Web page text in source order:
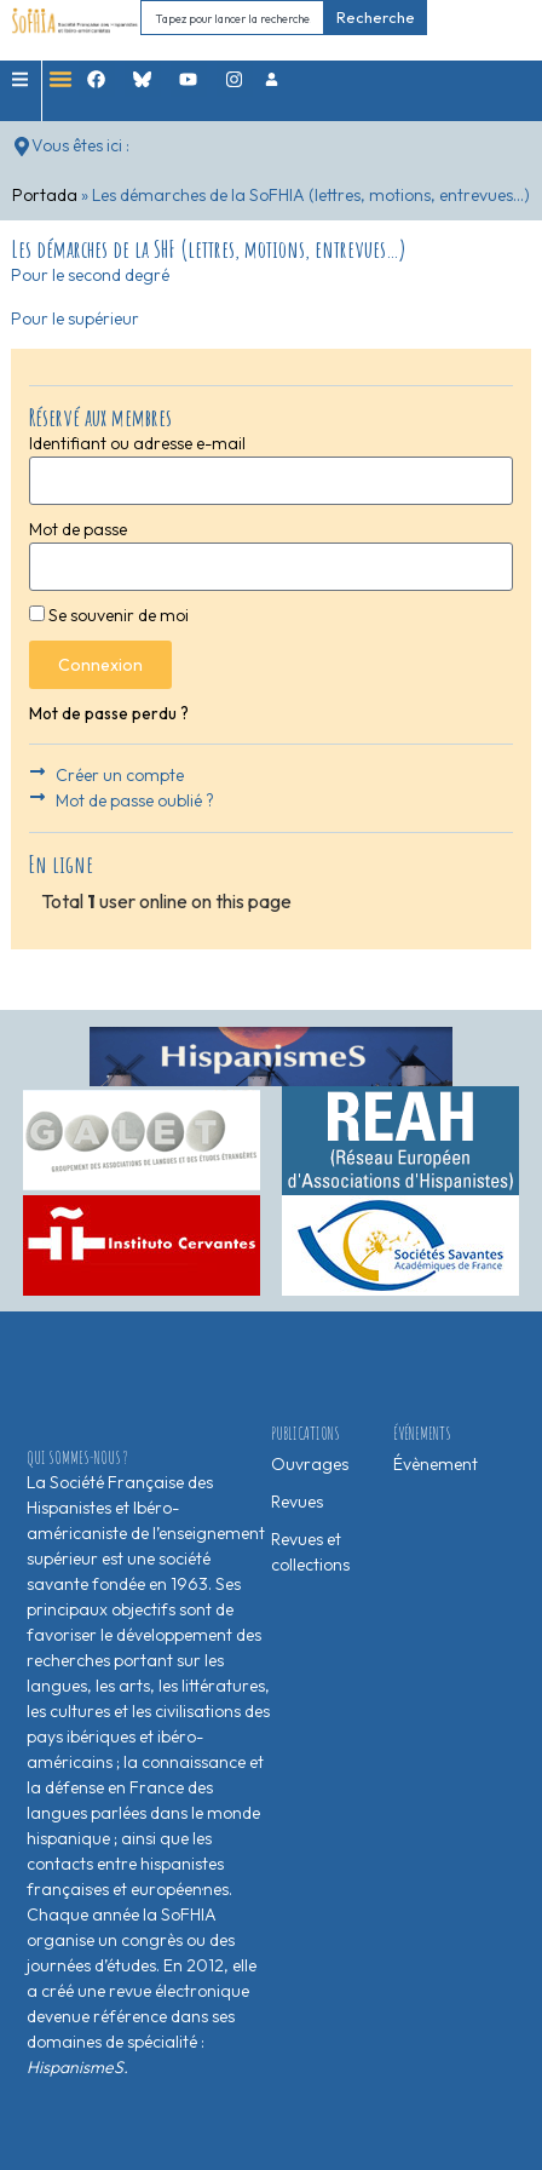
Recherche
Vous êtes ici :
Portada » Les démarches de la SoFHIA (lettres, motions, entrevues…)
Réservé aux membres
Identifiant ou adresse e-mail
Mot de passe
Se souvenir de moi
Connexion
Mot de passe perdu ?
Créer un compte
Mot de passe oublié ?
En ligne
Total 1 user online on this page
Les démarches de la SHF (lettres, motions, entrevues…)
Pour le second degré
Pour le supérieur
ÉVÉNEMENTS
Évènement
PUBLICATIONS
Ouvrages
Revues
Revues et
collections
QUI SOMMES-NOUS ?
La Société Française des
Hispanistes et Ibéro-
américaniste de l’enseignement
supérieur est une société
savante fondée en 1963. Ses
principaux objectifs sont de
favoriser le développement des
recherches portant sur les
langues, les arts, les littératures,
les cultures et les civilisations des
pays ibériques et ibéro-
américains ; la connaissance et
la défense en France des
langues parlées dans le monde
hispanique ; ainsi que les
contacts entre hispanistes
français·es et européen·nes.
Chaque année la SoFHIA
organise un congrès ou des
journées d’études. En 2012, elle
a créé une revue électronique
devenue référence dans ses
domaines de spécialité :
HispanismeS.